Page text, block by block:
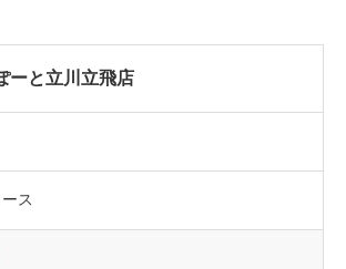
ーと立川立飛店
ス